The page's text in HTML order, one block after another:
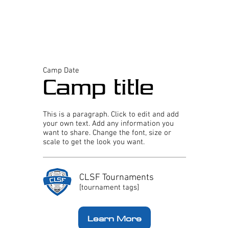
This is a paragraph. Click to edit and add
your own text. Add any information you
want to share. Change the font, size or
scale to get the look you want.
Learn More
CLSF Tournaments
[tournament tags]
Camp title
Camp Date